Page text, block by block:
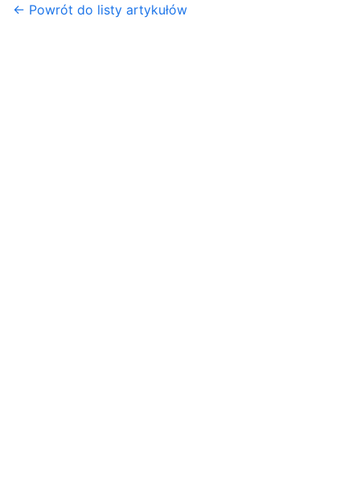
← Powrót do listy artykułów